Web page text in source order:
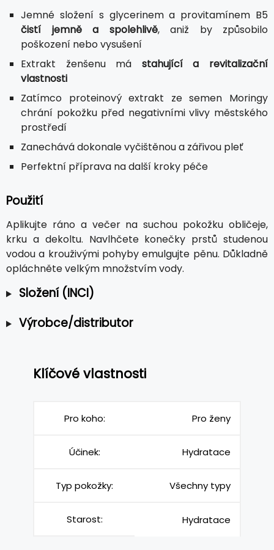
Jemné složení s glycerinem a provitamínem B5
čistí jemně a spolehlivě, aniž by způsobilo
poškození nebo vysušení
Extrakt ženšenu má stahující a revitalizační
vlastnosti
Zatímco proteinový extrakt ze semen Moringy
chrání pokožku před negativními vlivy městského
prostředí
Zanechává dokonale vyčištěnou a zářivou pleť
Perfektní příprava na další kroky péče
Použití
Aplikujte ráno a večer na suchou pokožku obličeje,
krku a dekoltu. Navlhčete konečky prstů studenou
vodou a krouživými pohyby emulgujte pěnu. Důkladně
opláchněte velkým množstvím vody.
Složení (INCI)
Výrobce/distributor
Klíčové vlastnosti
Pro koho: Pro ženy
Účinek: Hydratace
Typ pokožky: Všechny typy
Starost: Hydratace